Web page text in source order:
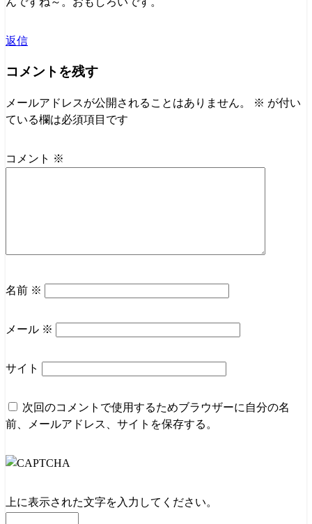
返信
コメントを残す
メールアドレスが公開されることはありません。 ※ が付い
ている欄は必須項目です
コメント ※
名前 ※
メール ※
サイト
次回のコメントで使用するためブラウザーに自分の名
前、メールアドレス、サイトを保存する。
上に表示された文字を入力してください。